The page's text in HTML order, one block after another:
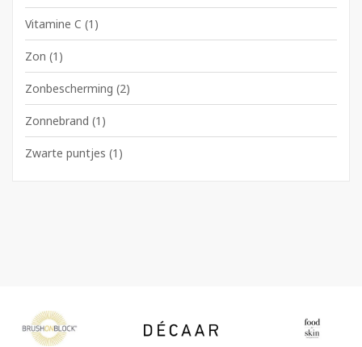
Vitamine C (1)
Zon (1)
Zonbescherming (2)
Zonnebrand (1)
Zwarte puntjes (1)